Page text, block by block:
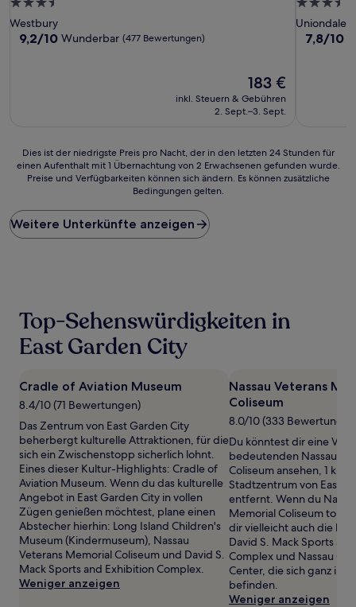
Sterne-
Unterkunft
Westbury
9.2
9,2/10 Wunderbar (477 Bewertungen)
Der
Preis
beträgt
183 €
inkl. Steuern & Gebühren
2. Sept.–3. Sept.
Sterne-
Uniondale
7.8
7,8/10
Dies
ist
Preis
pro
Nacht,
24 Stunden
einen
Aufenthalt
1 Übernachtung
2 Erwachsenen
gefunden
wurde.
Preise
und
Verfügbarkeiten
können
sich
ändern.
können
zusätzliche
Bedingungen
Dies ist der niedrigste Preis pro Nacht, der in den letzten 24 Stunden für
einen Aufenthalt mit 1 Übernachtung von 2 Erwachsenen gefunden wurde.
Preise und Verfügbarkeiten können sich ändern. Es können zusätzliche
Bedingungen gelten.
Weitere Unterkünfte anzeigen
Top-Sehenswürdigkeiten in
East Garden City
Cradle of Aviation Museum
8.4/10 (71 Bewertungen)
Das Zentrum von East Garden City
beherbergt kulturelle Attraktionen, für die
sich ein Zwischenstopp sicherlich lohnt.
Eines dieser Kultur-Highlights: Cradle of
Aviation Museum. Wenn du das kulturelle
Angebot in East Garden City in vollen
Zügen genießen möchtest, plane einen
Abstecher hierhin: Long Island Children's
Museum (Kindermuseum), Nassau
Veterans Memorial Coliseum und David S.
Mack Sports and Exhibition Complex.
Weniger anzeigen
Nassau Veterans
Coliseum
8.0/10 (333
Du könntest dir eine
bedeutenden Nassau
Coliseum ansehen, 1 km
Stadtzentrum von East
entfernt. Wenn du
Memorial Coliseum toll
dir vielleicht auch die
David S. Mack Sports
Complex und Nassau
Center, die sich ganz in
befinden.
Weniger anzeigen